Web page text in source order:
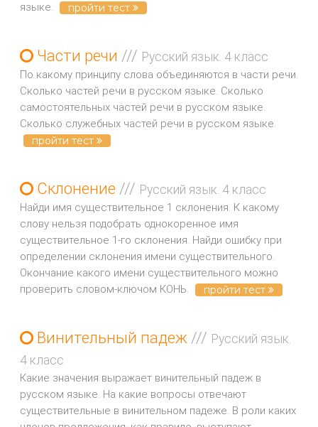
языке.
пройти тест
Части речи /// Русский язык. 4 класс
По какому принципу слова объединяются в части речи.
Сколько частей речи в русском языке. Сколько
самостоятельных частей речи в русском языке.
Сколько служебных частей речи в русском языке.
пройти тест
Склонение /// Русский язык. 4 класс
Найди имя существительное 1 склонения. К какому
слову нельзя подобрать однокоренное имя
существительное 1-го склонения. Найди ошибку при
определении склонения имени существительного.
Окончание какого имени существительного можно
проверить словом-ключом КОНЬ.
пройти тест
Винительный падеж /// Русский язык.
4 класс
Какие значения выражает винительный падеж в
русском языке. На какие вопросы отвечают
существительные в винительном падеже. В роли каких